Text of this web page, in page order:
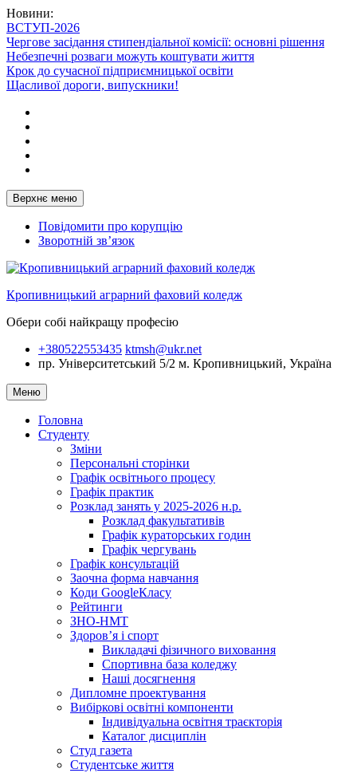
Перейти
до
вмісту
Новини:
ВСТУП-2026
Чергове засідання стипендіальної комісії: основні рішення
Небезпечні розваги можуть коштувати життя
Крок до сучасної підприємницької освіти
Щасливої дороги, випускники!
Верхнє меню
Повідомити про корупцію
Зворотній зв’язок
Кропивницький аграрний фаховий коледж
Обери собі найкращу професію
+380522553435 ktmsh@ukr.net
пр. Університетський 5/2 м. Кропивницький, Україна
Меню
Головна
Студенту
Зміни
Персональні сторінки
Графік освітнього процесу
Графік практик
Розклад занять у 2025-2026 н.р.
Розклад факультативів
Графік кураторських годин
Графік чергувань
Графік консультацій
Заочна форма навчання
Коди GoogleКласу
Рейтинги
ЗНО-НМТ
Здоров’я і спорт
Викладачі фізичного виховання
Спортивна база коледжу
Наші досягнення
Дипломне проектування
Вибіркові освітні компоненти
Індивідуальна освітня траєкторія
Каталог дисциплін
Студ газета
Студентське життя